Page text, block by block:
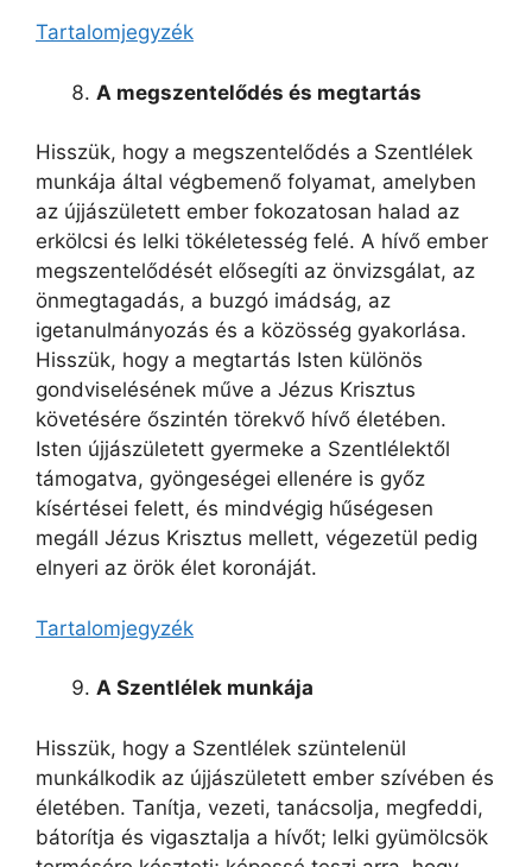
Tartalomjegyzék
A megszentelődés és megtartás
Hisszük, hogy a megszentelődés a Szentlélek
munkája által végbemenő folyamat, amelyben
az újjászületett ember fokozatosan halad az
erkölcsi és lelki tökéletesség felé. A hívő ember
megszentelődését elősegíti az önvizsgálat, az
önmegtagadás, a buzgó imádság, az
igetanulmányozás és a közösség gyakorlása.
Hisszük, hogy a megtartás Isten különös
gondviselésének műve a Jézus Krisztus
követésére őszintén törekvő hívő életében.
Isten újjászületett gyermeke a Szentlélektől
támogatva, gyöngeségei ellenére is győz
kísértései felett, és mindvégig hűségesen
megáll Jézus Krisztus mellett, végezetül pedig
elnyeri az örök élet koronáját.
Tartalomjegyzék
A Szentlélek munkája
Hisszük, hogy a Szentlélek szüntelenül
munkálkodik az újjászületett ember szívében és
életében. Tanítja, vezeti, tanácsolja, megfeddi,
bátorítja és vigasztalja a hívőt; lelki gyümölcsök